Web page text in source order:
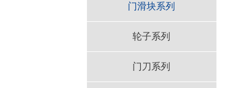
门滑块系列
轮子系列
门刀系列